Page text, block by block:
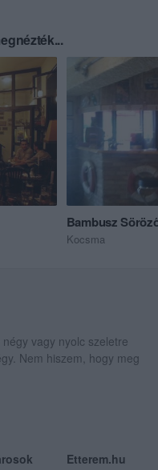
Bambusz
Kocsma
vagy nyolc szeletre
Nem hiszem, hogy meg
Etterem.hu